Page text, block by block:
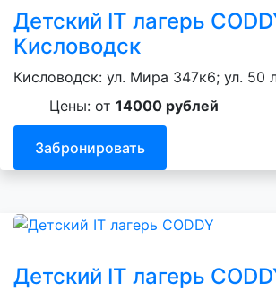
Детский IT лагерь
Кисловодск
Кисловодск: ул. Мира 347к6; ул. 50
Цены: от 14000 рублей
Забронировать
Детский IT лагерь